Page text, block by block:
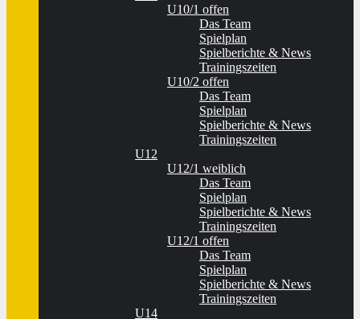
U10/1 offen
Das Team
Spielplan
Spielberichte & News
Trainingszeiten
U10/2 offen
Das Team
Spielplan
Spielberichte & News
Trainingszeiten
U12
U12/1 weiblich
Das Team
Spielplan
Spielberichte & News
Trainingszeiten
U12/1 offen
Das Team
Spielplan
Spielberichte & News
Trainingszeiten
U14